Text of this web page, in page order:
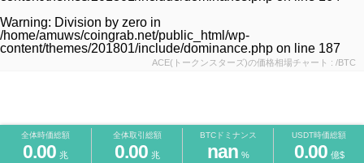
Warning: Division by zero in
/home/amuws/coingrab.net/public_html/wp-
content/themes/201801/include/dominance.php on line 187
ACE(トークンスターズ)の価格相場チャート : /BTC
全体時価総額 全体取引総額 BTCドミナンス USDT時価総額
0.00 兆
0.00 兆
nan %
0.00 億$